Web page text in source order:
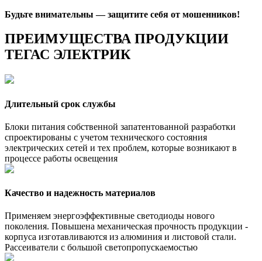
Будьте внимательны — защитите себя от мошенников!
ПРЕИМУЩЕСТВА ПРОДУКЦИИ
ТЕГАС ЭЛЕКТРИК
Длительный срок службы
Блоки питания собственной запатентованной разработки
спроектированы с учетом технического состояния
электрических сетей и тех проблем, которые возникают в
процессе работы освещения
Качество и надежность материалов
Применяем энергоэффективные светодиоды нового
поколения. Повышена механическая прочность продукции -
корпуса изготавливаются из алюминия и листовой стали.
Рассеиватели с большой светопропускаемостью